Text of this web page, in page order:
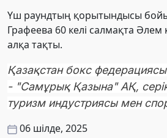
Үш раундтың қорытындысы
Графеева 60 келі салмақта Әлем
алқа тақты.
Қазақстан бокс
- "Самұрық Қазына" АҚ,
туризм индустриясы мен
06 шілде, 2025